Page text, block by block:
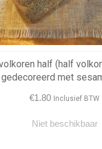
half (half
gedecoreerd met
€1.80 Inclusief BTW
Niet beschikbaar